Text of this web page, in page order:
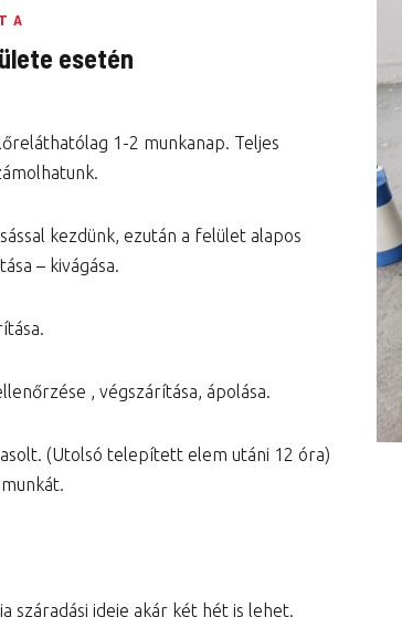
esetén
1-2 munkanap. Teljes
kezdünk, ezután a felület alapos
– kivágása.
, végszárítása, ápolása.
(Utolsó telepített elem utáni 12 óra)
száradási ideje akár két hét is lehet.